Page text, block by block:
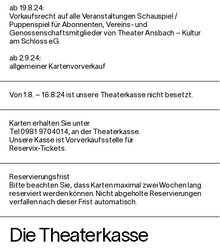
ab 19.8.24:
Vorkaufsrecht auf alle Veranstaltungen Schauspiel /
Puppenspiel für Abonnenten, Vereins- und
Genossenschaftsmitglieder von Theater Ansbach – Kultur
am Schloss eG
ab 2.9.24:
allgemeiner Kartenvorverkauf
Von 1.8. – 16.8.24 ist unsere Theaterkasse nicht besetzt.
Karten erhalten Sie unter
Tel 0981 9704014, an der Theaterkasse.
Unsere Kasse ist Vorverkaufsstelle für
Reservix-Tickets.
Reservierungsfrist
Bitte beachten Sie, dass Karten maximal zwei Wochen lang
reserviert werden können. Nicht abgeholte Reservierungen
verfallen nach dieser Frist automatisch.
Die Theaterkasse